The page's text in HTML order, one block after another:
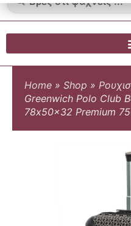
...
Home » Shop »
Greenwich Polo Club
78x50x32 Premium